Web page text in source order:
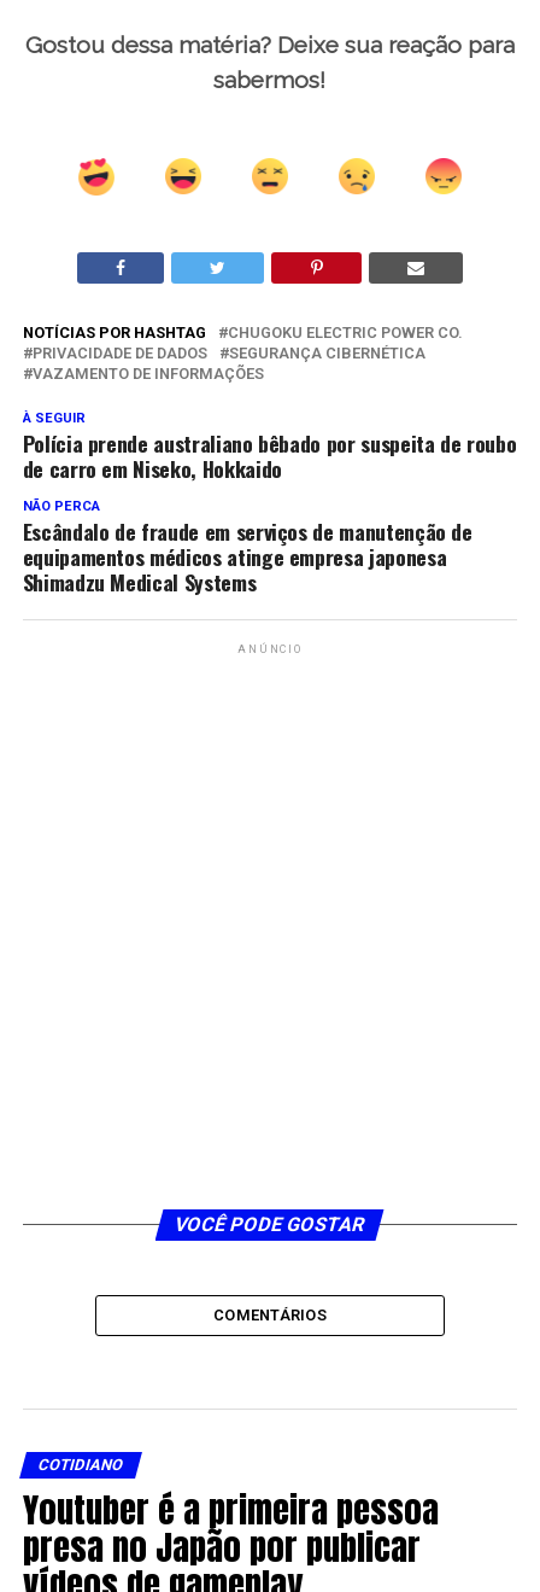
Gostou dessa matéria? Deixe sua reação para
sabermos!
NOTÍCIAS POR HASHTAG
CHUGOKU ELECTRIC POWER CO.
PRIVACIDADE DE DADOS
SEGURANÇA CIBERNÉTICA
VAZAMENTO DE INFORMAÇÕES
À SEGUIR
Polícia prende australiano bêbado por suspeita de roubo
de carro em Niseko, Hokkaido
NÃO PERCA
Escândalo de fraude em serviços de manutenção de
equipamentos médicos atinge empresa japonesa
Shimadzu Medical Systems
ANÚNCIO
VOCÊ PODE GOSTAR
COMENTÁRIOS
COTIDIANO
Youtuber é a primeira pessoa
presa no Japão por publicar